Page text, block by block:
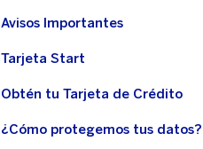
Avisos Importantes
Tarjeta Start
Obtén tu Tarjeta de Crédito
¿Cómo protegemos tus datos?